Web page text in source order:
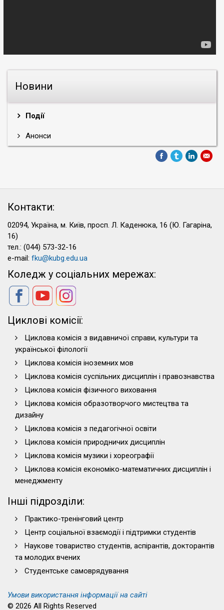
Новини
Події
Анонси
Контакти:
02094, Україна, м. Київ, просп. Л. Каденюка, 16 (Ю. Гагаріна,
16)
тел.: (044) 573-32-16
e-mail: fku@kubg.edu.ua
Коледж у соціальних мережах:
Циклові комісії:
Циклова комісія з видавничої справи, культури та
української філології
Циклова комісія іноземних мов
Циклова комісія суспільних дисциплін і правознавства
Циклова комісія фізичного виховання
Циклова комісія образотворчого мистецтва та
дизайну
Циклова комісія з педагогічної освіти
Циклова комісія природничих дисциплін
Циклова комісія музики і хореографії
Циклова комісія економіко-математичних дисциплін і
менеджменту
Інші підрозділи:
Практико-тренінговий центр
Центр соціальної взаємодії і підтримки студентів
Наукове товариство студентів, аспірантів, докторантів
та молодих вчених
Студентське самоврядування
Умови використання інформації на сайті
© 2026 All Rights Reserved